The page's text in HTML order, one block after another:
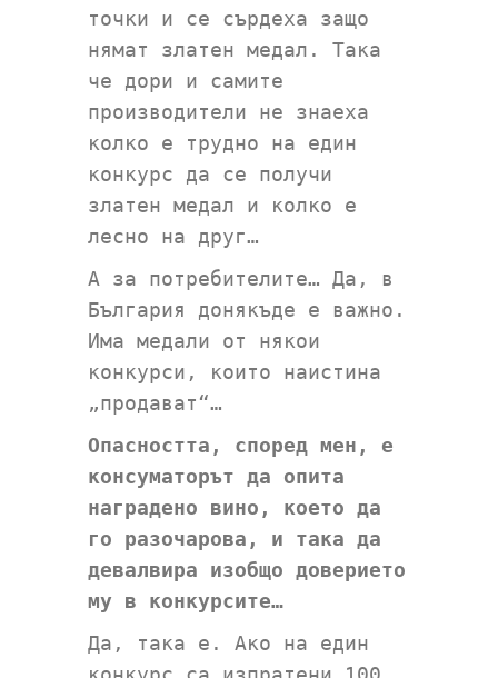
точки и се сърдеха защо
нямат златен медал. Така
че дори и самите
производители не знаеха
колко е трудно на един
конкурс да се получи
златен медал и колко е
лесно на друг…
А за потребителите… Да, в
България донякъде е важно.
Има медали от някои
конкурси, които наистина
„продават“…
Опасността, според мен, е
консуматорът да опита
наградено вино, което да
го разочарова, и така да
девалвира изобщо доверието
му в конкурсите…
Да, така е. Ако на един